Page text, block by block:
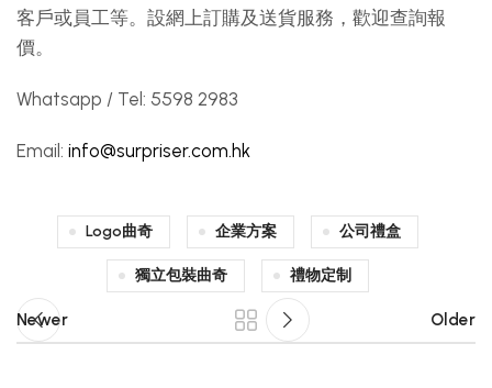
客戶或員工等。設網上訂購及送貨服務，歡迎查詢報
價。
Whatsapp / Tel: 5598 2983
Email: info@surpriser.com.hk
Logo曲奇 企業方案 公司禮盒
獨立包裝曲奇 禮物定制
Newer Older